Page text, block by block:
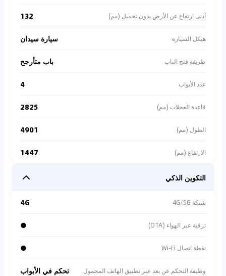
أدنى ارتفاع عن الأرض بدون تحميل (مم) 132
هيكل السيارة سيارة سيدان
طريقة فتح الباب باب متأرجح
عدد الأبواب 4
قاعدة العجلات (مم) 2825
الطول (مم) 4901
الارتفاع (مم) 1447
التكوين الذكي
شبكة 4G/5G 4G
ترقية عبر الهواء (OTA) ●
نقطة اتصال Wi-Fi ●
وظيفة التحكم عن بعد عبر تطبيق الهاتف المحمول تحكم في الأبواب